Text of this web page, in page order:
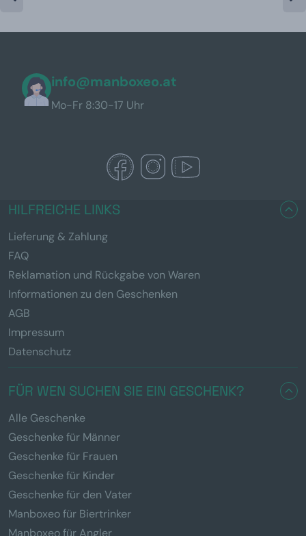
info@manboxeo.at
Mo-Fr 8:30-17 Uhr
HILFREICHE LINKS
Lieferung & Zahlung
FAQ
Reklamation und Rückgabe von Waren
Informationen zu den Geschenken
AGB
Impressum
Datenschutz
FÜR WEN SUCHEN SIE EIN GESCHENK?
Alle Geschenke
Geschenke für Männer
Geschenke für Frauen
Geschenke für Kinder
Geschenke für den Vater
Manboxeo für Biertrinker
Manboxeo für Angler